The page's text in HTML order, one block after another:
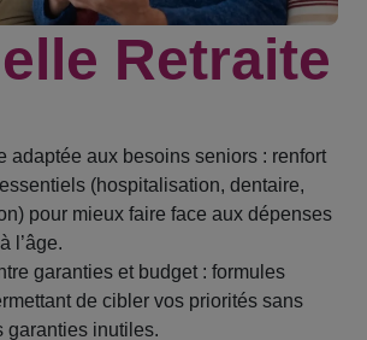
Retraite
adaptée aux besoins seniors : renfort
(hospitalisation, dentaire,
pour mieux faire face aux dépenses
l’âge.
garanties et budget : formules
de cibler vos priorités sans
garanties inutiles.